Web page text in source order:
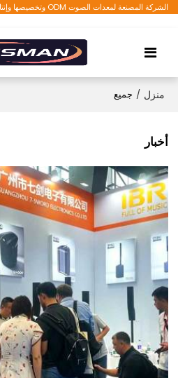
الشركة المصنعة لمعدات الصوت ODM وتخصيصها وإنتاجها وبيعها وتصديرها
منزل / جميع
أخبار